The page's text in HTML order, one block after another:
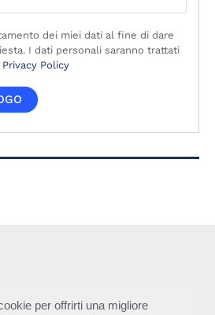
dei miei dati al fine di dare
I dati personali saranno trattati
Privacy Policy
per offrirti una migliore